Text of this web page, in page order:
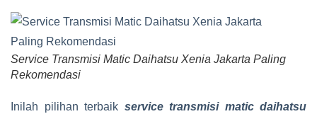
Service Transmisi Matic Daihatsu Xenia Jakarta Paling
Rekomendasi
Inilah pilihan terbaik service transmisi matic daihatsu